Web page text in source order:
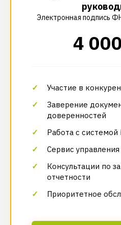
Электронная подпись
4 000
Участие в
Заверение
доверенностей
Работа с
Сервис
Консультации по
отчетности
Приоритетное